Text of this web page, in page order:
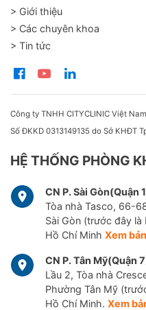
> Giới thiệu
> Các chuyên khoa
> Tin tức
Công ty TNHH CITYCLINIC Việt Nam
Số ĐKKD 0313149135 do Sở KHĐT
HỆ THỐNG PHÒNG
CN P. Sài Gòn(Quận
Tòa nhà Tasco, 66-
Sài Gòn (trước đây là
Hồ Chí Minh Xem
CN P. Tân Mỹ(Quận
Lầu 2, Tòa nhà
Phường Tân Mỹ
Hồ Chí Minh. Xem